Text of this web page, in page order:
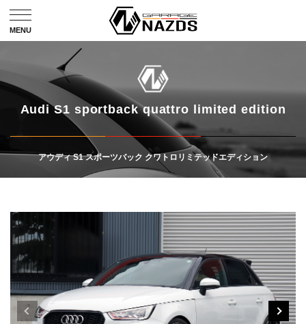
Audi S1 sportback quattro limited edition
アウディ S1 スポーツバック クワトロリミテッドエディション